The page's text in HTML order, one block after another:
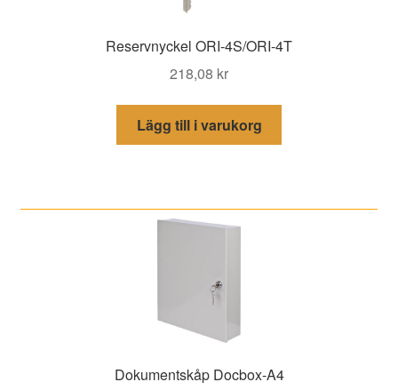
Reservnyckel ORI-4S/ORI-4T
218,08 kr
Lägg till i varukorg
Dokumentskåp Docbox-A4